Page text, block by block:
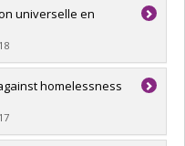
universelle en
homelessness